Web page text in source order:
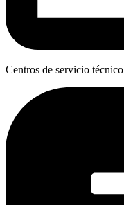
Centros de servicio técnico